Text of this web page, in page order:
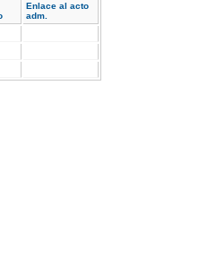
Enlace al acto
adm.